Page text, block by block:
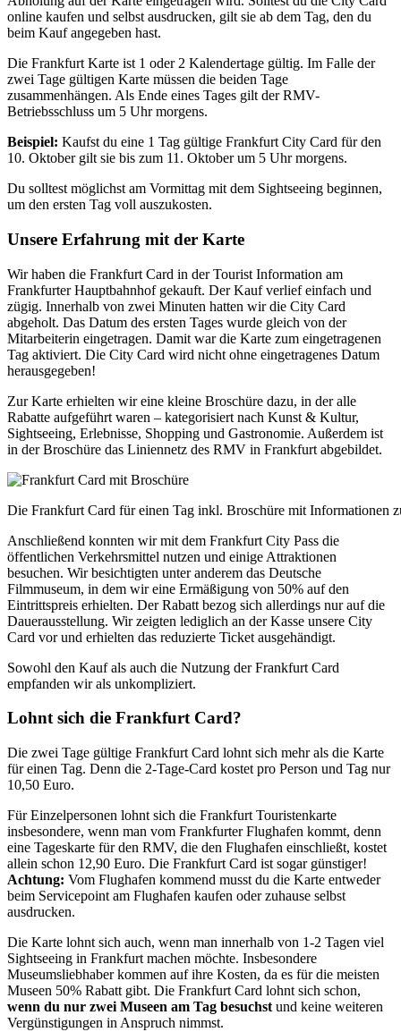
online kaufen und selbst ausdrucken, gilt sie ab dem Tag, den du
beim Kauf angegeben hast.
Die Frankfurt Karte ist 1 oder 2 Kalendertage gültig. Im Falle der
zwei Tage gültigen Karte müssen die beiden Tage
zusammenhängen. Als Ende eines Tages gilt der RMV-
Betriebsschluss um 5 Uhr morgens.
Beispiel: Kaufst du eine 1 Tag gültige Frankfurt City Card für den
10. Oktober gilt sie bis zum 11. Oktober um 5 Uhr morgens.
Du solltest möglichst am Vormittag mit dem Sightseeing beginnen,
um den ersten Tag voll auszukosten.
Unsere Erfahrung mit der Karte
Wir haben die Frankfurt Card in der Tourist Information am
Frankfurter Hauptbahnhof gekauft. Der Kauf verlief einfach und
zügig. Innerhalb von zwei Minuten hatten wir die City Card
abgeholt. Das Datum des ersten Tages wurde gleich von der
Mitarbeiterin eingetragen. Damit war die Karte zum eingetragenen
Tag aktiviert. Die City Card wird nicht ohne eingetragenes Datum
herausgegeben!
Zur Karte erhielten wir eine kleine Broschüre dazu, in der alle
Rabatte aufgeführt waren – kategorisiert nach Kunst & Kultur,
Sightseeing, Erlebnisse, Shopping und Gastronomie. Außerdem ist
in der Broschüre das Liniennetz des RMV in Frankfurt abgebildet.
Die Frankfurt Card für einen Tag inkl. Broschüre mit Informationen
Anschließend konnten wir mit dem Frankfurt City Pass die
öffentlichen Verkehrsmittel nutzen und einige Attraktionen
besuchen. Wir besichtigten unter anderem das Deutsche
Filmmuseum, in dem wir eine Ermäßigung von 50% auf den
Eintrittspreis erhielten. Der Rabatt bezog sich allerdings nur auf die
Dauerausstellung. Wir zeigten lediglich an der Kasse unsere City
Card vor und erhielten das reduzierte Ticket ausgehändigt.
Sowohl den Kauf als auch die Nutzung der Frankfurt Card
empfanden wir als unkompliziert.
Lohnt sich die Frankfurt Card?
Die zwei Tage gültige Frankfurt Card lohnt sich mehr als die Karte
für einen Tag. Denn die 2-Tage-Card kostet pro Person und Tag nur
10,50 Euro.
Für Einzelpersonen lohnt sich die Frankfurt Touristenkarte
insbesondere, wenn man vom Frankfurter Flughafen kommt, denn
eine Tageskarte für den RMV, die den Flughafen einschließt, kostet
allein schon 12,90 Euro. Die Frankfurt Card ist sogar günstiger!
Achtung: Vom Flughafen kommend musst du die Karte entweder
beim Servicepoint am Flughafen kaufen oder zuhause selbst
ausdrucken.
Die Karte lohnt sich auch, wenn man innerhalb von 1-2 Tagen viel
Sightseeing in Frankfurt machen möchte. Insbesondere
Museumsliebhaber kommen auf ihre Kosten, da es für die meisten
Museen 50% Rabatt gibt. Die Frankfurt Card lohnt sich schon,
wenn du nur zwei Museen am Tag besuchst und keine weiteren
Vergünstigungen in Anspruch nimmst.